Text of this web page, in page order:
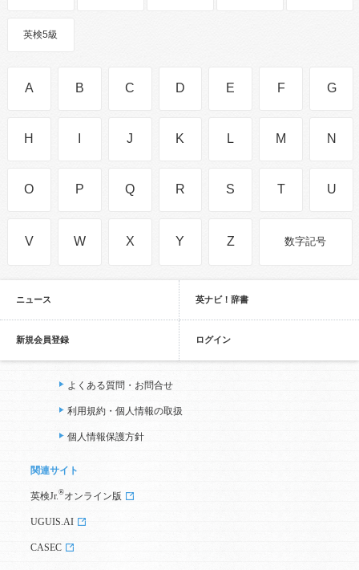
英検5級
A B C D E F G
H J K L M N
O P Q R S T U
V W X Y Z 数字記号
ニュース 英ナビ！辞書
新規会員登録 ログイン
よくある質問・お問合せ
利用規約・個人情報の取扱
個人情報保護方針
関連サイト
英検Jr. ®オンライン版
UGUIS.AI
CASEC